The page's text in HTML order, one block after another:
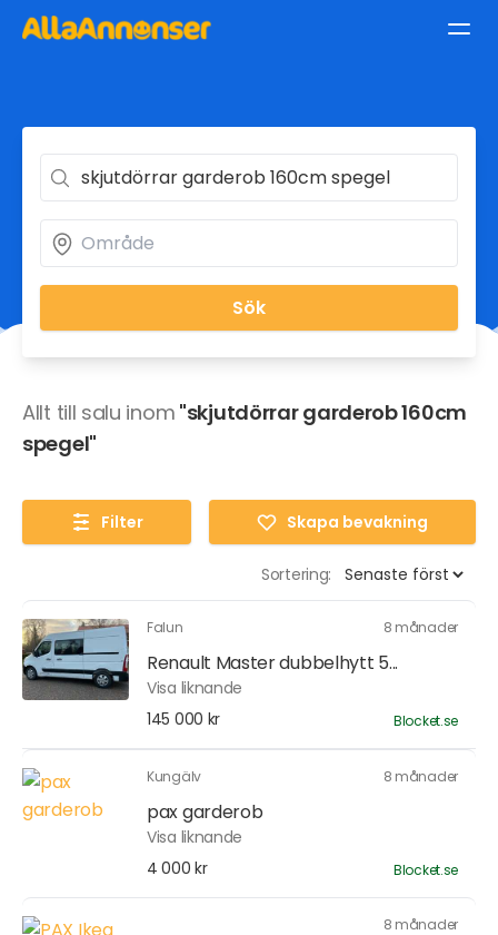
Sök
Allt till salu inom "skjutdörrar garderob 160cm
spegel"
Filter Skapa bevakning
Sortering:
Falun 8 månader
Renault Master dubbelhytt 5...
Visa liknande
145 000 kr
Blocket.se
Kungälv 8 månader
pax garderob
Visa liknande
4 000 kr
Blocket.se
8 månader